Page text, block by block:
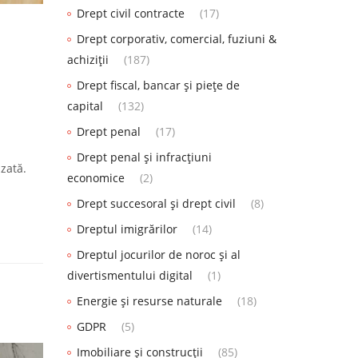
Drept civil contracte
(17)
Drept corporativ, comercial, fuziuni &
achiziții
(187)
Drept fiscal, bancar și piețe de
capital
(132)
Drept penal
(17)
Drept penal și infracțiuni
economice
(2)
Drept succesoral și drept civil
(8)
Dreptul imigrărilor
(14)
Dreptul jocurilor de noroc și al
divertismentului digital
(1)
Energie și resurse naturale
(18)
GDPR
(5)
Imobiliare și construcții
(85)